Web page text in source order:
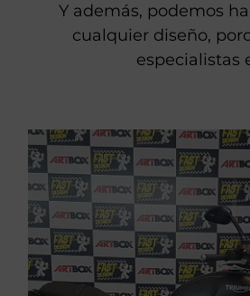
Y además, podemos
cualquier diseño,
especialistas